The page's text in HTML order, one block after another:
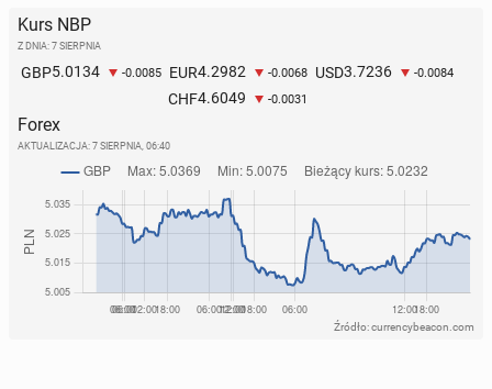
Kurs NBP
Z DNIA: 7 SIERPNIA
GBP5.0134 -0.0085 EUR4.2982 -0.0068 USD3.7236 -0.0084
CHF4.6049 -0.0031
Forex
AKTUALIZACJA: 7 SIERPNIA, 06:40
Źródło: currencybeacon.com